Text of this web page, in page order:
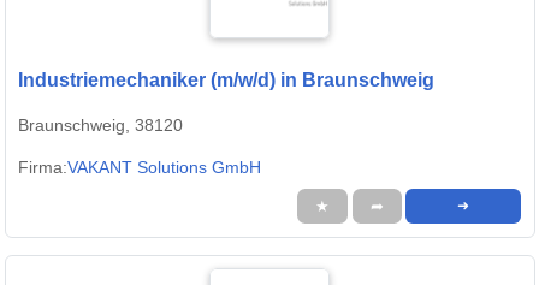
Industriemechaniker (m/w/d) in Braunschweig
Braunschweig, 38120
Firma:VAKANT Solutions GmbH
★ ➦ ➜